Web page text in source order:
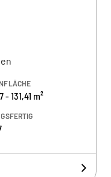
- 131,41 m²